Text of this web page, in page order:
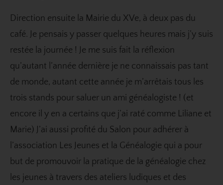
Direction ensuite la Mairie du XVe, à deux pas du
café. Je pensais y passer quelques heures mais j’y suis
restée la journée ! Je me suis fait la réflexion
qu’autant l’année dernière je ne connaissais pas tant
de monde, autant cette année je m’arrêtais tous les
trois stands pour saluer un ami généalogiste ! (et
encore il y en a certains que j’ai raté comme Liliane et
Marie) J’ai aussi profité du Salon pour adhérer à
l’association Les Jeunes et la Généalogie qui a pour
but de promouvoir la pratique de la généalogie chez
les jeunes à travers des ateliers ludiques et des